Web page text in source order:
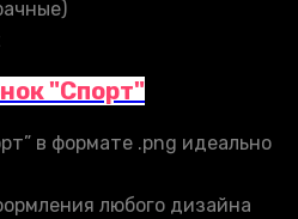
"Спорт"
в формате .png идеально
любого дизайна